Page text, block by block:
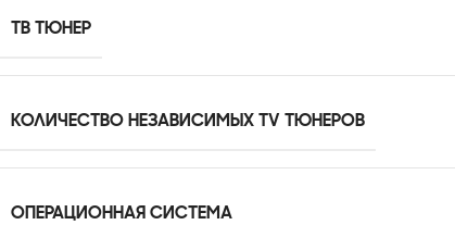
ТВ ТЮНЕР
КОЛИЧЕСТВО НЕЗАВИСИМЫХ TV ТЮНЕРОВ
ОПЕРАЦИОННАЯ СИСТЕМА